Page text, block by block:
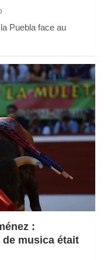
Puebla face au
:
de musica était